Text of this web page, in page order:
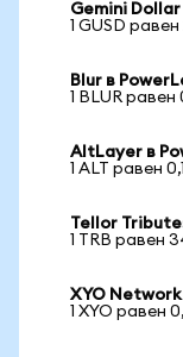
Gemini
1 GUSD
Blur в
1 BLUR
AltLayer в
1 ALT равен
Tellor
1 TRB равен
XYO
1 XYO равен